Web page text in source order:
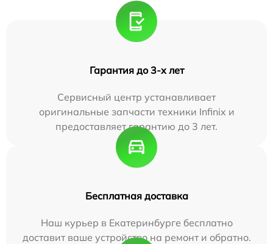
Гарантия до 3-х лет
Сервисный центр устанавливает
оригинальные запчасти техники Infinix и
предоставляет гарантию до 3 лет.
Бесплатная доставка
Наш курьер в Екатеринбурге бесплатно
доставит ваше устройство на ремонт и обратно.